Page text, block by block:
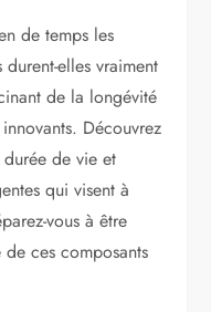
de temps les
elles vraiment
de la longévité
Découvrez
de vie et
qui visent à
vous à être
ces composants